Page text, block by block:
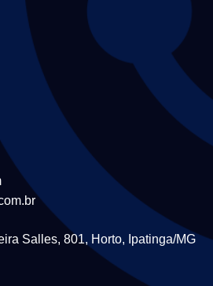
Salles, 801, Horto, Ipatinga/MG